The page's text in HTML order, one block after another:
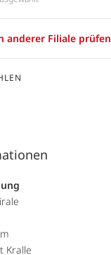
anderer Filiale prüfen
Kralle